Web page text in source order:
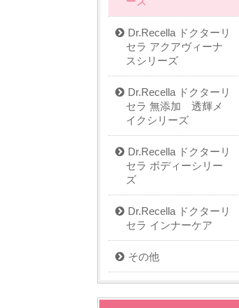
Dr.Recella ドクターリ
セラ アクアヴィーナ
スシリーズ
Dr.Recella ドクターリ
セラ 無添加 透輝メ
イクシリーズ
Dr.Recella ドクターリ
セラ ボディーシリー
ズ
Dr.Recella ドクターリ
セラ インナーケア
その他